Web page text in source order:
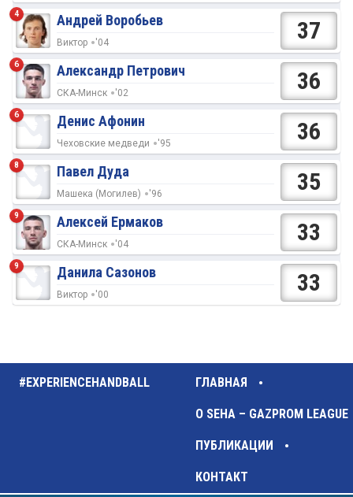
4 Андрей Воробьев
Виктор '04 37
6 Александр Петрович
СКА-Минск '02 36
6 Денис Афонин
Чеховские медведи '95 36
8 Павел Дуда
Машека (Могилев) '96 35
9 Алексей Ермаков
СКА-Минск '04 33
9 Данила Сазонов
Виктор '00 33
#EXPERIENCEHANDBALL ГЛАВНАЯ
О SEHA – GAZPROM LEAGUE
ПУБЛИКАЦИИ
КОНТАКТ